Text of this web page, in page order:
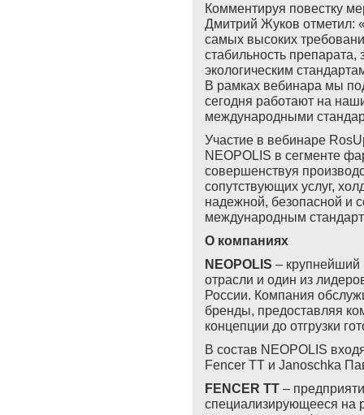
Комментируя повестку
Дмитрий Жуков отметил:
самых высоких
стабильность
экологическим
В рамках вебинара мы
сегодня работают на
международными
Участие в вебинаре
NEOPOLIS в сегменте
совершенствуя
сопутствующих услуг,
надежной, безопасной и
международным
О компаниях
NEOPOLIS – крупнейший
отрасли и один из
России. Компания
бренды, предоставляя
концепции до отгрузки
В состав NEOPOLIS
Fencer TT и Janoschka
FENCER TT –
специализирующееся на